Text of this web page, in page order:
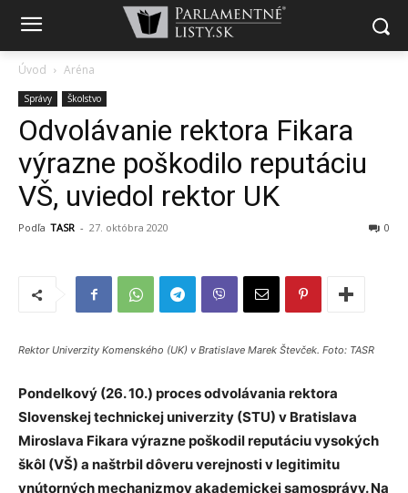
Úvod Aréna
Správy Školstvo
Odvolávanie rektora Fikara
výrazne poškodilo reputáciu
VŠ, uviedol rektor UK
Podľa TASR - 27. októbra 2020 0
Rektor Univerzity Komenského (UK) v Bratislave Marek Števček. Foto: TASR
Pondelkový (26. 10.) proces odvolávania rektora
Slovenskej technickej univerzity (STU) v Bratislava
Miroslava Fikara výrazne poškodil reputáciu vysokých
škôl (VŠ) a naštrbil dôveru verejnosti v legitimitu
vnútorných mechanizmov akademickej samosprávy. Na